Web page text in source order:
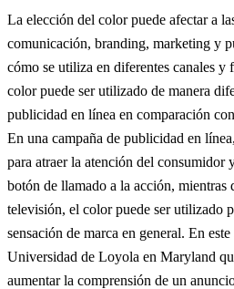
La elección del color puede afectar a
comunicación, branding, marketing y
cómo se utiliza en diferentes canales y
color puede ser utilizado de manera
publicidad en línea en comparación
En una campaña de publicidad en
para atraer la atención del consumidor
botón de llamado a la acción, mientras
televisión, el color puede ser utilizado
sensación de marca en general. En
Universidad de Loyola en Maryland
aumentar la comprensión de un